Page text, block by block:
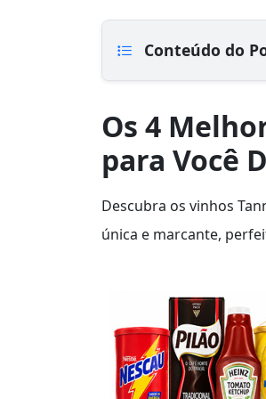
Conteúdo do
Os 4
para Você
Descubra os vinhos
única e marcante,